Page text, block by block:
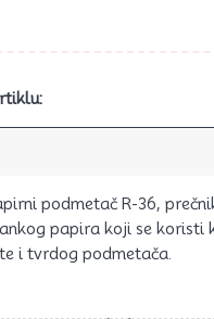
podmetač R-36,
papira koji se koristi
i tvrdog podmetača.